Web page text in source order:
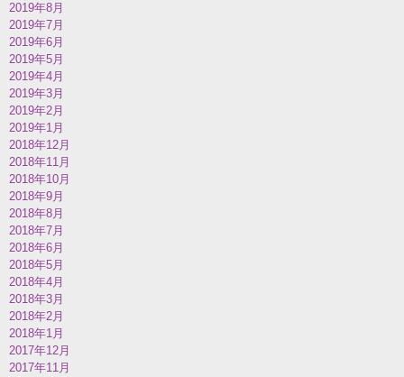
2019年8月
2019年7月
2019年6月
2019年5月
2019年4月
2019年3月
2019年2月
2019年1月
2018年12月
2018年11月
2018年10月
2018年9月
2018年8月
2018年7月
2018年6月
2018年5月
2018年4月
2018年3月
2018年2月
2018年1月
2017年12月
2017年11月